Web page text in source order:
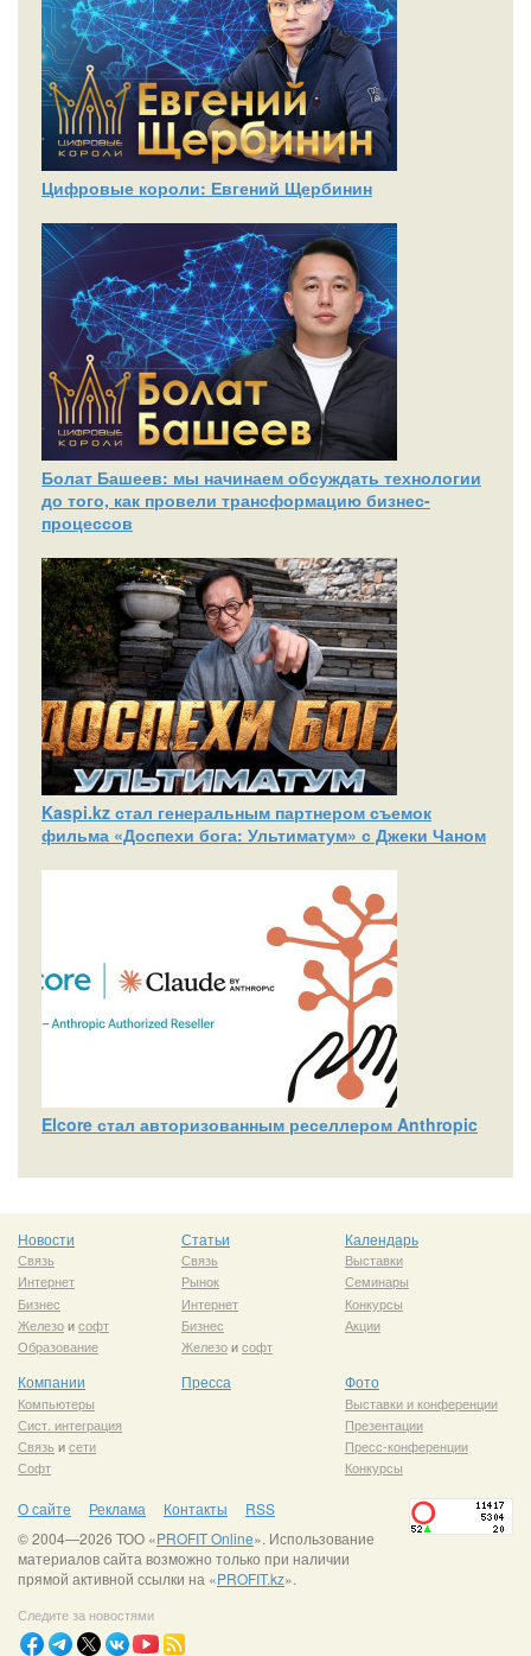
Цифровые короли: Евгений Щербинин
Болат Башеев: мы начинаем обсуждать технологии
до того, как провели трансформацию бизнес-
процессов
Kaspi.kz стал генеральным партнером съемок
фильма «Доспехи бога: Ультиматум» с Джеки Чаном
Elcore стал авторизованным реселлером Anthropic
Новости
Связь
Интернет
Бизнес
Железоисофт
Образование
Статьи
Связь
Рынок
Интернет
Бизнес
Железоисофт
Календарь
Выставки
Семинары
Конкурсы
Акции
Компании
Компьютеры
Сист. интеграция
Связь исети
Софт
Пресса Фото
Выставки и конференции
Презентации
Пресс-конференции
Конкурсы
О сайте Реклама Контакты
RSS
© 2004—2026 ТОО «PROFIT Online». Использование
материалов сайта возможно только при наличии
прямой активной ссылки на «PROFIT.kz».
Следите за новостями